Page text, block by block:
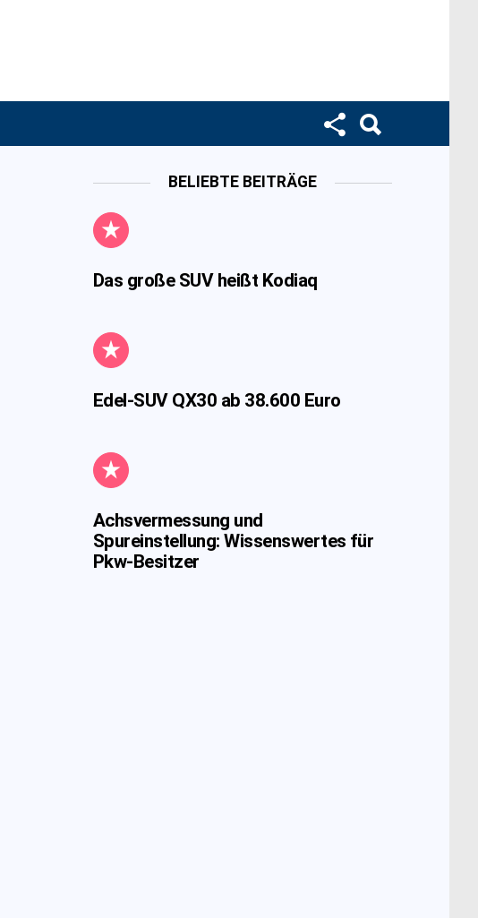
BELIEBTE BEITRÄGE
Das große SUV heißt Kodiaq
Edel-SUV QX30 ab 38.600 Euro
Achsvermessung und
Spureinstellung: Wissenswertes für
Pkw-Besitzer